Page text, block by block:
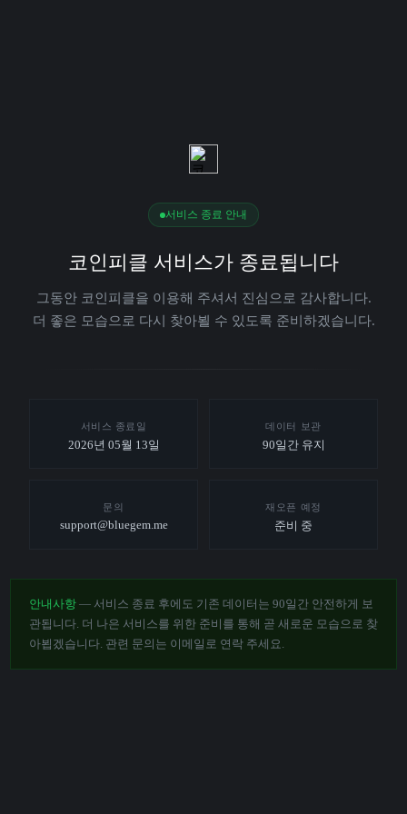
서비스 종료 안내
코인피클 서비스가 종료됩니다
그동안 코인피클을 이용해 주셔서 진심으로 감사합니다.
더 좋은 모습으로 다시 찾아뵐 수 있도록 준비하겠습니다.
서비스 종료일
2026년 05월 13일
데이터 보관
90일간 유지
문의
support@bluegem.me
재오픈 예정
준비 중
안내사항 — 서비스 종료 후에도 기존 데이터는 90일간 안전하게 보
관됩니다. 더 나은 서비스를 위한 준비를 통해 곧 새로운 모습으로 찾
아뵙겠습니다. 관련 문의는 이메일로 연락 주세요.